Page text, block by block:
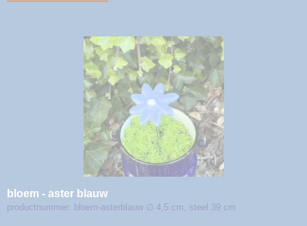
bloem - aster blauw
productnummer: bloem-asterblauw ∅ 4,5 cm, steel 39 cm